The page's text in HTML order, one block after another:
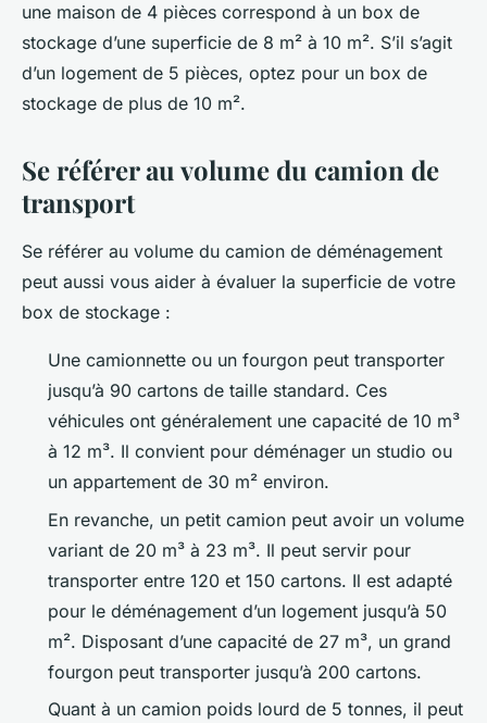
une maison de 4 pièces correspond à un box de
stockage d’une superficie de 8 m² à 10 m². S’il s’agit
d’un logement de 5 pièces, optez pour un box de
stockage de plus de 10 m².
Se référer au volume du camion de
transport
Se référer au volume du camion de déménagement
peut aussi vous aider à évaluer la superficie de votre
box de stockage :
Une camionnette ou un fourgon peut transporter
jusqu’à 90 cartons de taille standard. Ces
véhicules ont généralement une capacité de 10 m³
à 12 m³. Il convient pour déménager un studio ou
un appartement de 30 m² environ.
En revanche, un petit camion peut avoir un volume
variant de 20 m³ à 23 m³. Il peut servir pour
transporter entre 120 et 150 cartons. Il est adapté
pour le déménagement d’un logement jusqu’à 50
m². Disposant d’une capacité de 27 m³, un grand
fourgon peut transporter jusqu’à 200 cartons.
Quant à un camion poids lourd de 5 tonnes, il peut